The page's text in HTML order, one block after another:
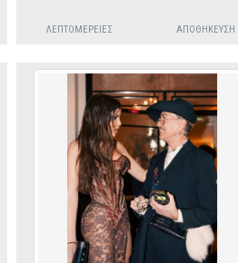
ΛΕΠΤΟΜΈΡΕΙΕΣ ΑΠΟΘΉΚΕΥΣΗ